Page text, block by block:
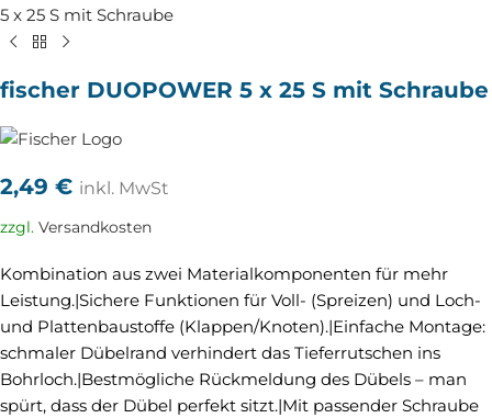
5 x 25 S mit Schraube
fischer DUOPOWER 5 x 25 S mit Schraube
2,49 € inkl. MwSt
zzgl. Versandkosten
Kombination aus zwei Materialkomponenten für mehr
Leistung.|Sichere Funktionen für Voll- (Spreizen) und Loch-
und Plattenbaustoffe (Klappen/Knoten).|Einfache Montage:
schmaler Dübelrand verhindert das Tieferrutschen ins
Bohrloch.|Bestmögliche Rückmeldung des Dübels – man
spürt, dass der Dübel perfekt sitzt.|Mit passender Schraube